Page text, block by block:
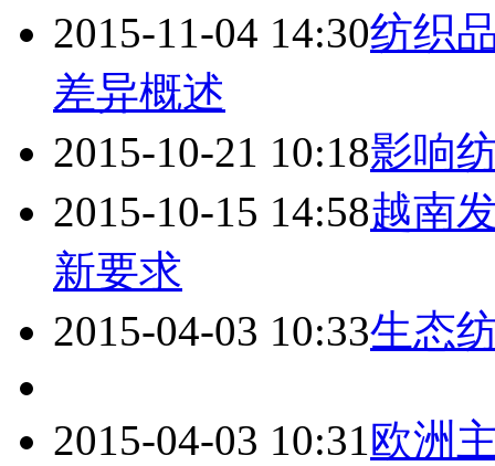
2015-11-04 14:30纺织
差异概述
2015-10-21 10:18影响
2015-10-15 14:58越南
新要求
2015-04-03 10:33生态
2015-04-03 10:31欧洲